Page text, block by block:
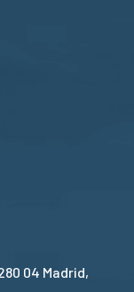
04 Madrid,